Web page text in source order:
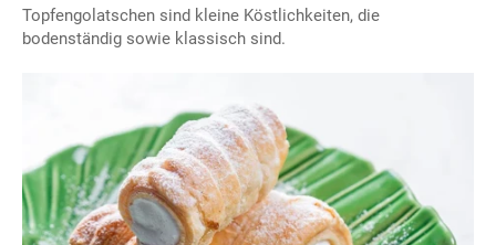
Topfengolatschen sind kleine Köstlichkeiten, die
bodenständig sowie klassisch sind.